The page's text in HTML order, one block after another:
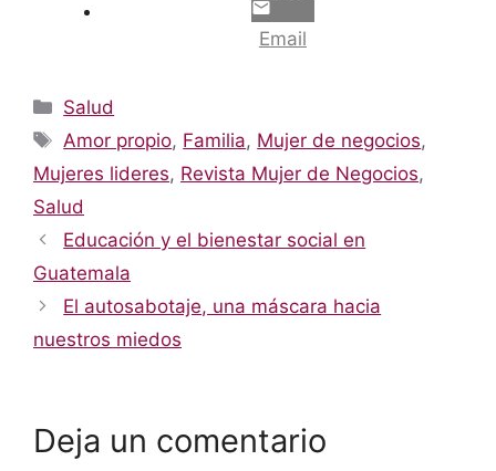
Email
Categorías
Salud
Etiquetas
Amor propio, Familia, Mujer de negocios,
Mujeres lideres, Revista Mujer de Negocios,
Salud
Educación y el bienestar social en
Guatemala
El autosabotaje, una máscara hacia
nuestros miedos
Deja un comentario